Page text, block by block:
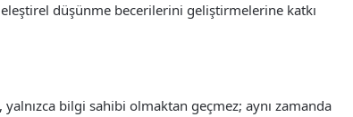
düşünme becerilerini geliştirmelerine katkı
bilgi sahibi olmaktan geçmez; aynı zamanda